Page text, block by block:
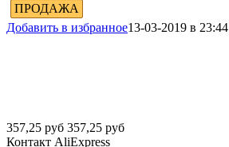
ПРОДАЖА
Добавить в избранное13-03-2019 в 23:44
357,25 руб 357,25 руб
Контакт AliExpress